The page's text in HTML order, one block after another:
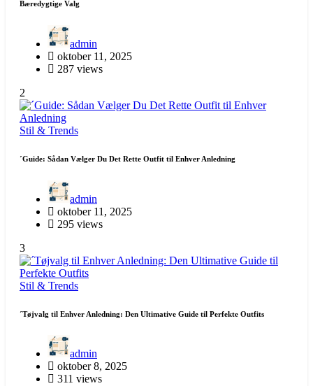
Bæredygtige Valg
admin
oktober 11, 2025
287 views
2
Stil & Trends
´Guide: Sådan Vælger Du Det Rette Outfit til Enhver Anledning
admin
oktober 11, 2025
295 views
3
Stil & Trends
´Tøjvalg til Enhver Anledning: Den Ultimative Guide til Perfekte Outfits
admin
oktober 8, 2025
311 views